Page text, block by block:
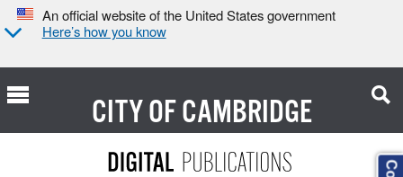
An official website of the United States government
Here’s how you know
CITY OFCAMBRIDGE